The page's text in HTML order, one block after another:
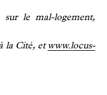
le mal-logement,
la Cité, et www.locus-